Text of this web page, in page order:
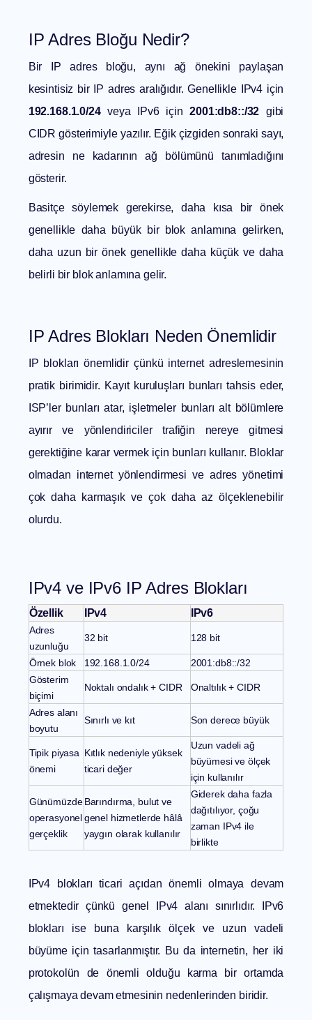
IP Adres Bloğu Nedir?
Bir IP adres bloğu, aynı ağ önekini paylaşan
kesintisiz bir IP adres aralığıdır. Genellikle IPv4 için
192.168.1.0/24veya IPv6 için2001:db8::/32 gibi
CIDR gösterimiyle yazılır. Eğik çizgiden sonraki sayı,
adresin ne kadarının ağ bölümünü tanımladığını
gösterir.
Basitçe söylemek gerekirse, daha kısa bir önek
genellikle daha büyük bir blok anlamına gelirken,
daha uzun bir önek genellikle daha küçük ve daha
belirli bir blok anlamına gelir.
IP Adres Blokları Neden Önemlidir
IP blokları önemlidir çünkü internet adreslemesinin
pratik birimidir. Kayıt kuruluşları bunları tahsis eder,
ISP’ler bunları atar, işletmeler bunları alt bölümlere
ayırır ve yönlendiriciler trafiğin nereye gitmesi
gerektiğine karar vermek için bunları kullanır. Bloklar
olmadan internet yönlendirmesi ve adres yönetimi
çok daha karmaşık ve çok daha az ölçeklenebilir
olurdu.
IPv4 ve IPv6 IP Adres Blokları
Özellik IPv4 IPv6
Adres
uzunluğu
32 bit 128 bit
Örnek blok 192.168.1.0/24
2001:db8::/32
Gösterim
biçimi
Noktalı ondalık + CIDR Onaltılık + CIDR
Adres alanı
boyutu
Sınırlı ve kıt Son derece büyük
Tipik piyasa
önemi
Kıtlık nedeniyle yüksek
ticari değer
Uzun vadeli ağ
büyümesi ve ölçek
için kullanılır
Günümüzde
operasyonel
gerçeklik
Barındırma, bulut ve
genel hizmetlerde hâlâ
yaygın olarak kullanılır
Giderek daha fazla
dağıtılıyor, çoğu
zaman IPv4 ile
birlikte
IPv4 blokları ticari açıdan önemli olmaya devam
etmektedir çünkü genel IPv4 alanı sınırlıdır. IPv6
blokları ise buna karşılık ölçek ve uzun vadeli
büyüme için tasarlanmıştır. Bu da internetin, her iki
protokolün de önemli olduğu karma bir ortamda
çalışmaya devam etmesinin nedenlerinden biridir.